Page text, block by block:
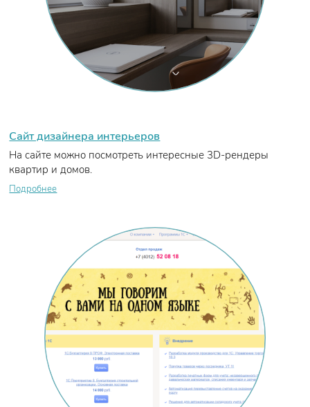
Сайт дизайнера интерьеров
На сайте можно посмотреть интересные 3D-рендеры
квартир и домов.
Подробнее